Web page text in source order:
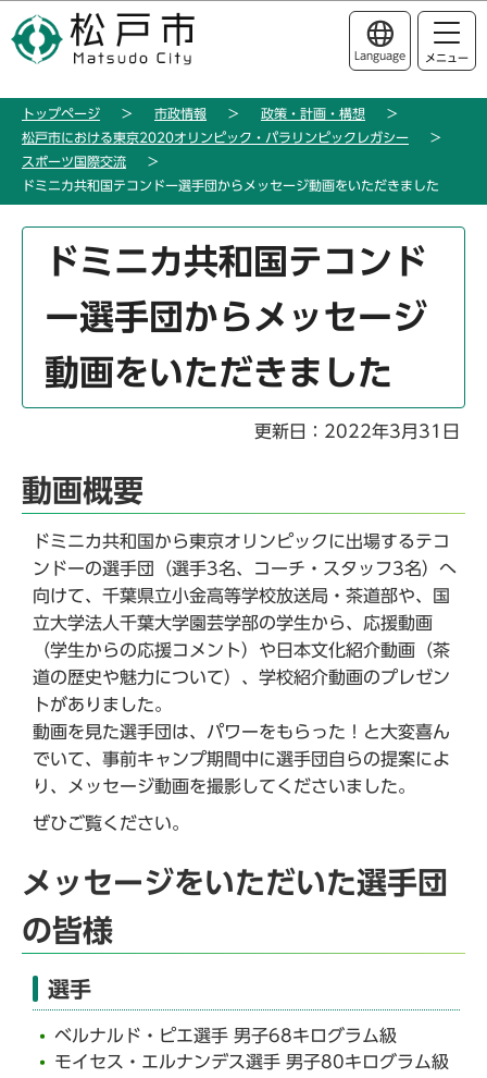
の
ー
頭
このページの本文へ移動
Language メニュー
トップページ 市政情報
政策・計画・構想
松戸市における東京2020オリンピック・パラリンピックレガシー
スポーツ国際交流
ドミニカ共和国テコンドー選手団からメッセージ動画をいただきました
ドミニカ共和国テコンド
ー選手団からメッセージ
動画をいただきました
更新日：2022年3月31日
動画概要
ドミニカ共和国から東京オリンピックに出場するテコ
ンドーの選手団（選手3名、コーチ・スタッフ3名）へ
向けて、千葉県立小金高等学校放送局・茶道部や、国
立大学法人千葉大学園芸学部の学生から、応援動画
（学生からの応援コメント）や日本文化紹介動画（茶
道の歴史や魅力について）、学校紹介動画のプレゼン
トがありました。
動画を見た選手団は、パワーをもらった！と大変喜ん
でいて、事前キャンプ期間中に選手団自らの提案によ
り、メッセージ動画を撮影してくださいました。
ぜひご覧ください。
メッセージをいただいた選手団
の皆様
選手
ベルナルド・ピエ選手 男子68キログラム級
モイセス・エルナンデス選手 男子80キログラム級